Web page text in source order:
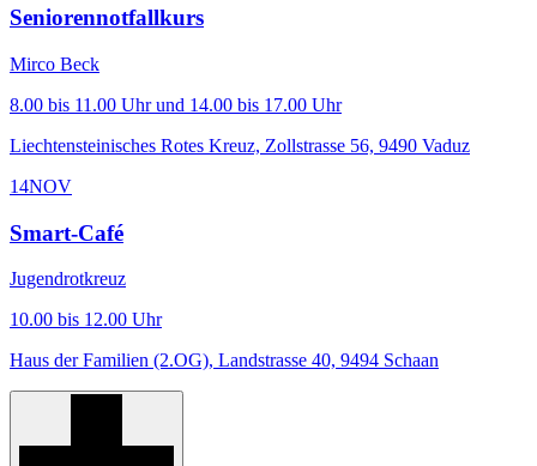
Seniorennotfallkurs
Mirco Beck
8.00 bis 11.00 Uhr und 14.00 bis 17.00 Uhr
Liechtensteinisches Rotes Kreuz, Zollstrasse 56, 9490 Vaduz
14NOV
Smart-Café
Jugendrotkreuz
10.00 bis 12.00 Uhr
Haus der Familien (2.OG), Landstrasse 40, 9494 Schaan